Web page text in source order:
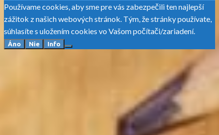
Používame cookies, aby sme pre vás zabezpečili ten najlepší
zážitok z našich webových stránok. Tým, že stránky používate,
súhlasíte s uložením cookies vo Vašom počítači/zariadení.
Áno Nie Info